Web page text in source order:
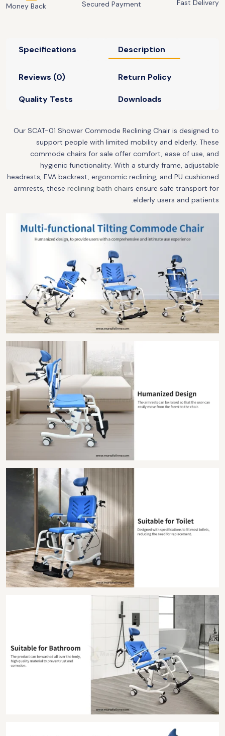
Fast Delivery
Secured Payment
Money Back
Description
Specifications
Return Policy
Reviews (0)
Downloads
Quality Tests
Our SCAT-01 Shower Commode Reclining Chair is designed to
support people with limited mobility and elderly. These
commode chairs for sale offer comfort, ease of use, and
hygienic functionality. With a sturdy frame, adjustable
headrests, EVA backrest, ergonomic reclining, and PU cushioned
armrests, these reclining bath chairs ensure safe transport for
elderly users and patients.